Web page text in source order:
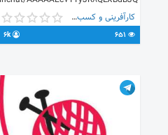
کارآفرینی و کسب و کار
6k